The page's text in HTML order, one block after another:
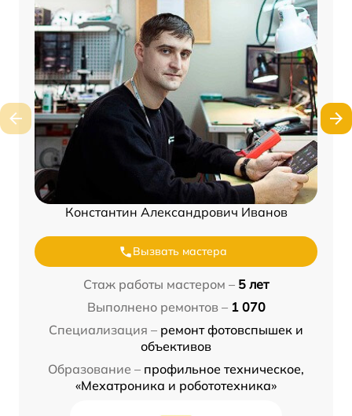
Константин Александрович Иванов
Вызвать мастера
Стаж работы мастером – 5 лет
Выполнено ремонтов – 1 070
Специализация – ремонт фотовспышек и
объективов
Образование – профильное техническое,
«Мехатроника и робототехника»